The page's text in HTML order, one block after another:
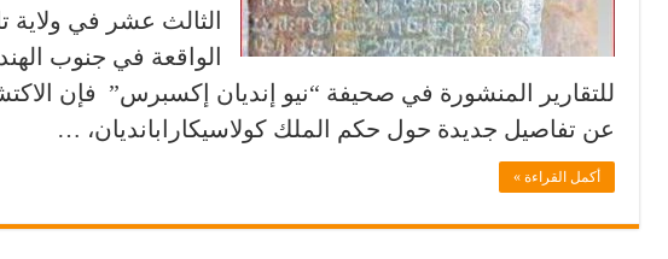
الثالث عشر في ولاية
الواقعة في جنوب
للتقارير المنشورة في صحيفة “نيو إنديان إكسبرس” فإن
عن تفاصيل جديدة حول حكم الملك كولاسيكارابانديان، …
أكمل القراءة »